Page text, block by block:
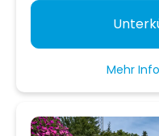
Mehr